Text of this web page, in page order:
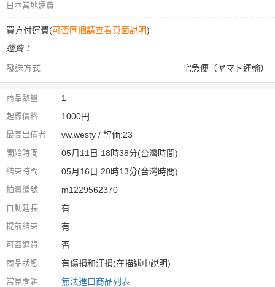
日本當地運費
買方付運費(可否同捆請查看頁面說明)
運費：
發送方式
宅急便（ヤマト運輸）
商品數量 1
起標價格 1000円
最高出價者 vw.westy / 評価:23
開始時間 05月11日 18時38分(台灣時間)
結束時間 05月16日 20時13分(台灣時間)
拍賣編號 m1229562370
自動延長 有
提前結束 有
可否退貨 否
商品狀態 有傷損和汙損(在描述中說明)
常見問題
無法進口商品列表